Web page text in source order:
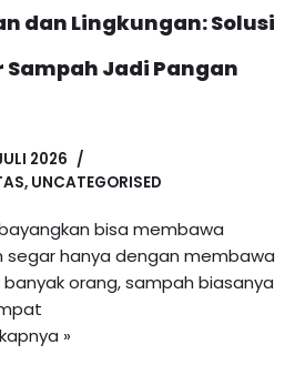
dan Lingkungan: Solusi
Jadi Pangan
2026
, UNCATEGORISED
bisa membawa
segar hanya dengan membawa
orang, sampah biasanya
»